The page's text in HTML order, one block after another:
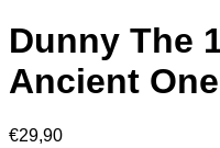
Dunny The
Ancient One
€29,90